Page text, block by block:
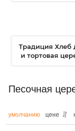
Традиция Хлеб
и тортовая
Песочная
умолчанию цене